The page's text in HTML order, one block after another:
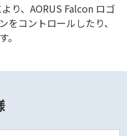
り、AORUS Falcon ロゴ
コントロールしたり、